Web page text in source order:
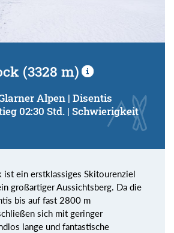
(3328 m)
Alpen | Disentis
02:30 Std. | Schwierigkeit
ist ein erstklassiges Skitourenziel
großartiger Aussichtsberg. Da die
bis auf fast 2800 m
sich mit geringer
lange und fantastische